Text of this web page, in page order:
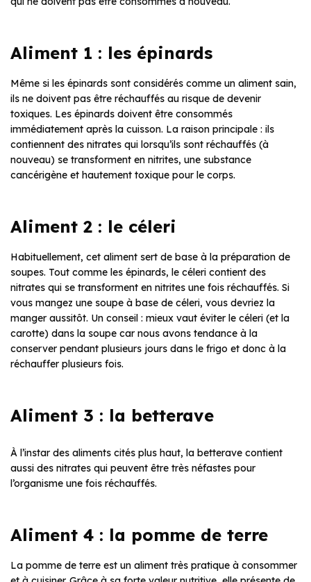
Aliment 1 : les épinards
Même si les épinards sont considérés comme un aliment sain,
ils ne doivent pas être réchauffés au risque de devenir
toxiques. Les épinards doivent être consommés
immédiatement après la cuisson. La raison principale : ils
contiennent des nitrates qui lorsqu’ils sont réchauffés (à
nouveau) se transforment en nitrites, une substance
cancérigène et hautement toxique pour le corps.
Aliment 2 : le céleri
Habituellement, cet aliment sert de base à la préparation de
soupes. Tout comme les épinards, le céleri contient des
nitrates qui se transforment en nitrites une fois réchauffés. Si
vous mangez une soupe à base de céleri, vous devriez la
manger aussitôt. Un conseil : mieux vaut éviter le céleri (et la
carotte) dans la soupe car nous avons tendance à la
conserver pendant plusieurs jours dans le frigo et donc à la
réchauffer plusieurs fois.
Aliment 3 : la betterave
À l’instar des aliments cités plus haut, la betterave contient
aussi des nitrates qui peuvent être très néfastes pour
l’organisme une fois réchauffés.
Aliment 4 : la pomme de terre
La pomme de terre est un aliment très pratique à consommer